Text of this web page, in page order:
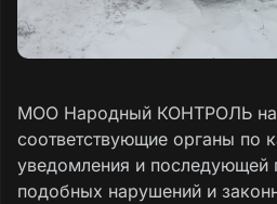
МОО Народный КОНТРОЛЬ
соответствующие органы по
уведомления и последующей
подобных нарушений и